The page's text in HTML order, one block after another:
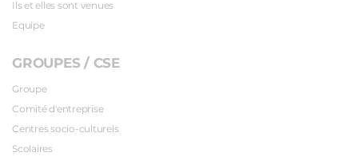
Ils et elles sont venues
Equipe
GROUPES / CSE
Groupe
Comité d'entreprise
Centres socio-culturels
Scolaires